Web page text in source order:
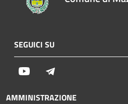
SEGUICI SU
Youtube
AMMINISTRAZIONE